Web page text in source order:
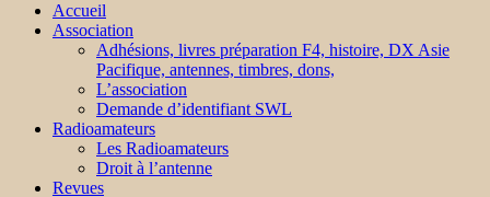
Accueil
Association
Adhésions, livres préparation F4, histoire, DX Asie
Pacifique, antennes, timbres, dons,
L’association
Demande d’identifiant SWL
Radioamateurs
Les Radioamateurs
Droit à l’antenne
Revues